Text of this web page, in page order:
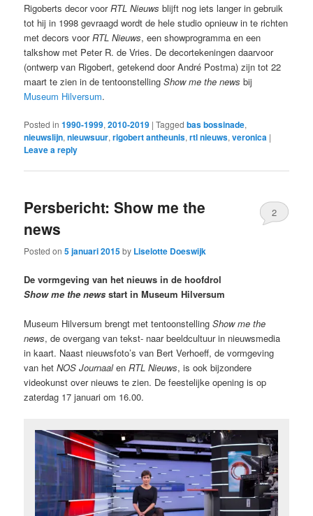
Rigoberts decor voorRTL Nieuws blijft nog iets langer in gebruik
tot hij in 1998 gevraagd wordt de hele studio opnieuw in te richten
met decors voorRTL Nieuws, een showprogramma en een
talkshow met Peter R. de Vries. De decortekeningen daarvoor
(ontwerp van Rigobert, getekend door André Postma) zijn tot 22
maart te zien in de tentoonstellingShow me the news bij
Museum Hilversum.
Posted in 1990-1999,2010-2019 |Tagged bas bossinade,
nieuwslijn,nieuwsuur,rigobert antheunis,rtl nieuws,veronica |
Leave a reply
Persbericht: Show me the
news
Posted on5 januari 2015by Liselotte Doeswijk
2
De vormgeving van het nieuws in de hoofdrol
Show me the news start in Museum Hilversum
Museum Hilversum brengt met tentoonstellingShow me the
news, de overgang van tekst- naar beeldcultuur in nieuwsmedia
in kaart. Naast nieuwsfoto’s van Bert Verhoeff, de vormgeving
van hetNOS JournaalenRTL Nieuws, is ook bijzondere
videokunst over nieuws te zien. De feestelijke opening is op
zaterdag 17 januari om 16.00.